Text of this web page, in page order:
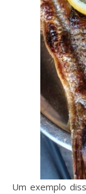
Um exemplo